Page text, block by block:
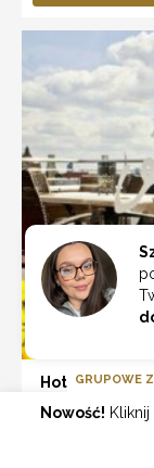
Hotel Kossak
Kraków
GRUPOWE
Nowość!